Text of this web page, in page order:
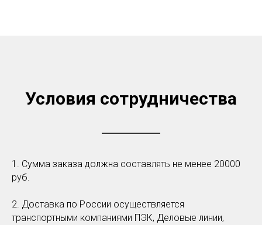
Условия сотрудничества
1. Сумма заказа должна составлять не менее 20000
руб.
2. Доставка по России осуществляется
транспортными компаниями ПЭК, Деловые линии,